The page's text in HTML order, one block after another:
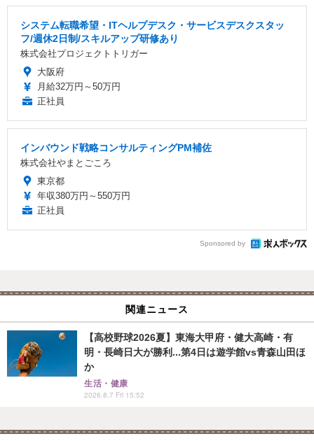
システム転職希望・ITヘルプデスク・サービスデスクスタッ
フ/週休2日制/スキルアップ研修あり
株式会社プロジェクトトリガー
大阪府
月給32万円～50万円
正社員
インバウンド戦略コンサルティングPM補佐
株式会社やまとごころ
東京都
年収380万円～550万円
正社員
Sponsored by
関連ニュース
【高校野球2026夏】東海大甲府・健大高崎・有
明・長崎日大が勝利...第4日は遊学館vs青森山田ほ
か
生活・健康
2026.8.7 Fri 15:52